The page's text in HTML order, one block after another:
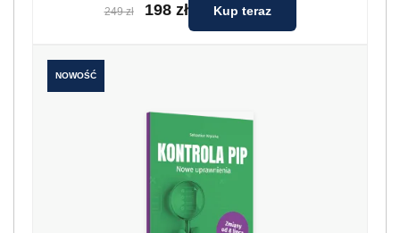
249 zł 198 zł Kup teraz
NOWOŚĆ